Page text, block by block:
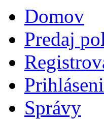
Domov
Predaj
Správy